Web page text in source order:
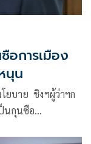
การเมือง
นุน
ยบาย ชิงฯผู้ว่าฯก
นกุนซือ